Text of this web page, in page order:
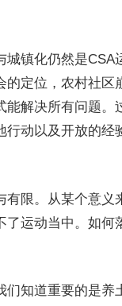
镇化仍然是CSA
的定位，农村社
解决所有问题
动以及开放的
限。从某个意
运动当中。如何
知道重要的是